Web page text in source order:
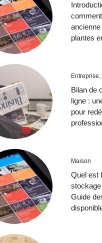
plantes
Entreprise,
Bilan de
ligne :
pour
Maison
Quel est
Guide